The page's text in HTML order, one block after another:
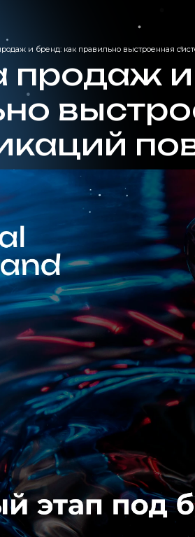
и бренд: как правильно выстроенная
продаж и